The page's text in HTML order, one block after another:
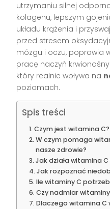
utrzymaniu silnej
kolagenu, lepszym
układu krążenia i
przed stresem
mózgu i oczu, poprawia
pracę naczyń
który realnie wpływa na
poziomach.
Spis treści
Czym jest witamina C?
W czym pomaga
nasze zdrowie?
Jak działa witamina
Jak rozpoznać
Ile witaminy C
Czy nadmiar
Dlaczego witamina C